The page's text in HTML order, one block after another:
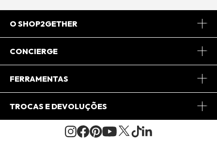
O SHOP2GETHER
Sobre Nós
Journal
CONCIERGE
Central de Relacionamento
FERRAMENTAS
Minha Conta
Pedido de Presente
TROCAS E DEVOLUÇÕES
Condições Gerais